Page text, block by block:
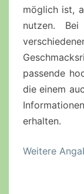
möglich ist,
nutzen.
passende
die einem
erhalten.
Weitere